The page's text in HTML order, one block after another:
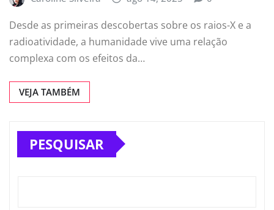
Desde as primeiras descobertas sobre os raios-X e a
radioatividade, a humanidade vive uma relação
complexa com os efeitos da…
VEJA TAMBÉM
PESQUISAR